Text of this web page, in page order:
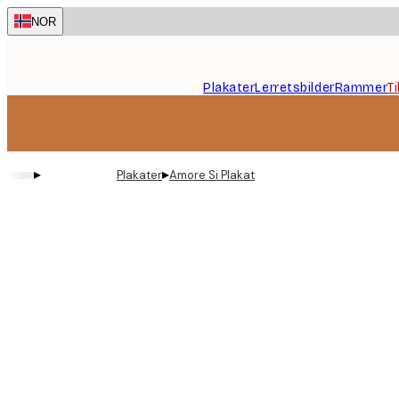
Skip
to
NOR
PlakaterLerretsbilderRammer
▸ Plakater▸Amore Si Plakat